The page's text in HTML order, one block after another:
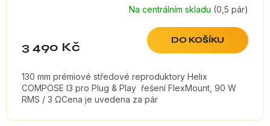
Na centrálním skladu (0,5 pár)
3 490 Kč DO KOŠÍKU
130 mm prémiové středové reproduktory Helix
COMPOSE I3 pro Plug & Play řešení FlexMount, 90 W
RMS / 3 ΩCena je uvedena za pár